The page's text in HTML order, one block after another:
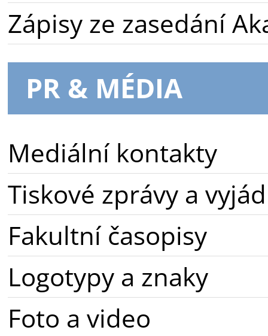
Zápisy ze zasedání
PR & MÉDIA
Mediální kontakty
Tiskové zprávy a
Fakultní časopisy
Logotypy a znaky
Foto a video